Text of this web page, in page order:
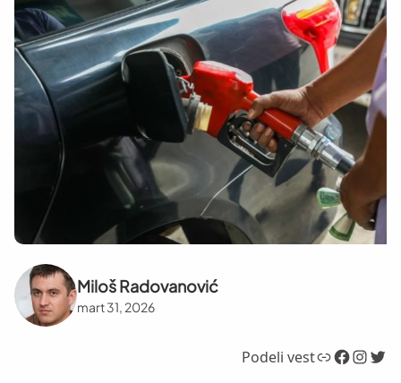
Miloš Radovanović
mart 31, 2026
Podeli vestLink Facebook InstagramTwitter